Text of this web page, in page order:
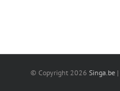
© Copyright 2026 Singa.be|